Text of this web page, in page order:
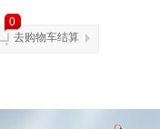
0
去购物车结算